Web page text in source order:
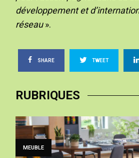
développement et
réseau».
SHARE TWEET
RUBRIQUES
MEUBLE